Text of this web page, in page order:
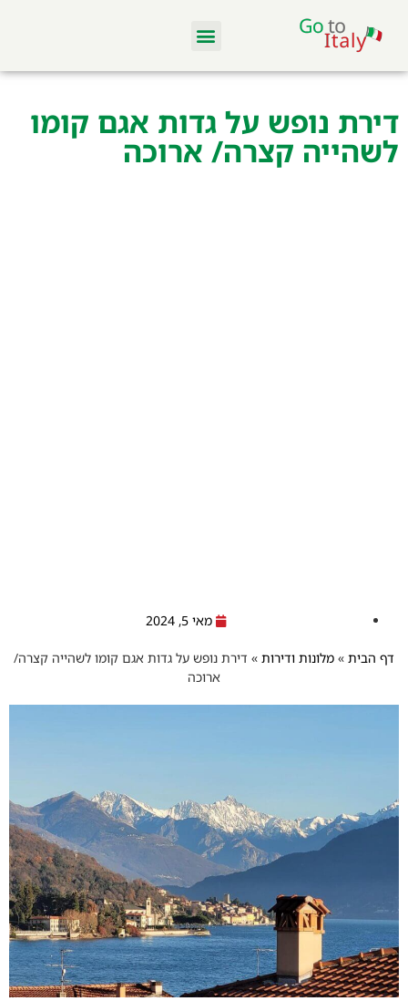
דירת נופש על גדות אגם קומו
לשהייה קצרה/ ארוכה
מאי 5, 2024
דף הבית » מלונות ודירות » דירת נופש על גדות אגם קומו לשהייה קצרה/
ארוכה